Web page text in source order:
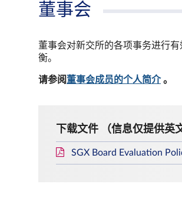
董事会
董事会对新交所的各项事务进行
衡。
请参阅 董事会成员的个人简介 。
下载文件 （信息仅提供英
SGX Board Evaluation